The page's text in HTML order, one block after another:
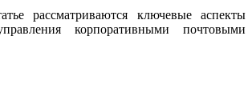
рассматриваются ключевые аспекты
корпоративными почтовыми